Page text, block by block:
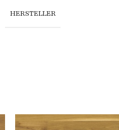
HERSTELLER